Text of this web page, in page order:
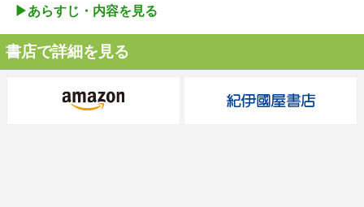
▶︎あらすじ・内容を見る
書店で詳細を見る